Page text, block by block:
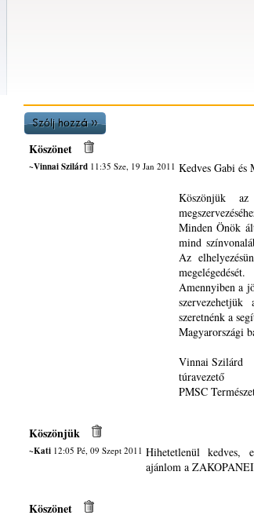
Köszönet
~Vinnai Szilárd11:35 Sze, 19 Jan 2011 Kedves Gabi és
Köszönjük
Minden Önök
mind
Az
megelégedését.
Amennyiben a
szeretnénk a
Magyarországi
Vinnai Szilárd
túravezető
PMSC
Köszönjük
~Kati12:05 Pé, 09 Szept 2011 Hihetetlenül kedves,
ajánlom a
Köszönet